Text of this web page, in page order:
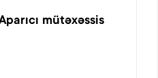
mütəxəssis